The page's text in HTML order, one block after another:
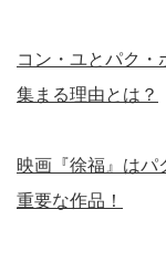
コン・ユとパク・
集まる理由とは？
映画『徐福』はパ
重要な作品！